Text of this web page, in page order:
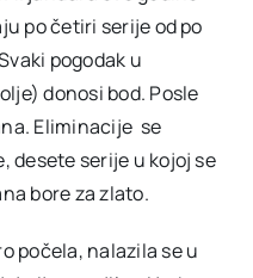
po četiri serije od po
pogodak u
donosi bod. Posle
Eliminacije se
desete serije u kojoj se
bore za zlato.
počela, nalazila se u